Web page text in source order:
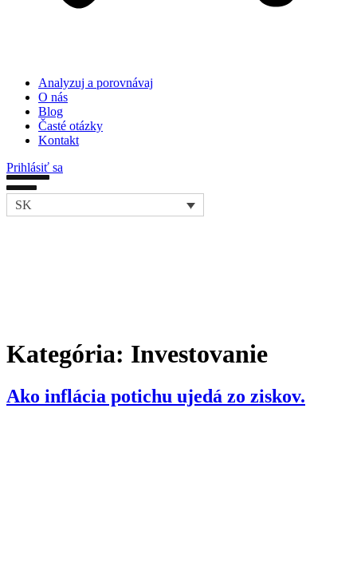
Analyzuj a porovnávaj
O nás
Blog
Časté otázky
Kontakt
Prihlásiť sa
SK
Kategória: Investovanie
Ako inflácia potichu ujedá zo ziskov.